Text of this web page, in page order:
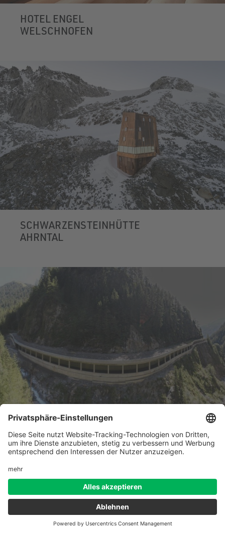
HOTEL ENGEL
WELSCHNOFEN
SCHWARZENSTEINHÜTTE
AHRNTAL
STEINSCHLAGGALERIE DUN
VINTL